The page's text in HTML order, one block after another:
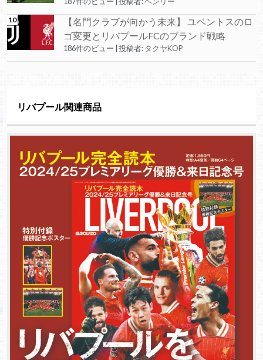
【名門クラブが向かう未来】 ユベントスのロ
ゴ変更とリバプールFCのブランド戦略
186件のビュー 投稿者: タクヤKOP
リバプール関連商品